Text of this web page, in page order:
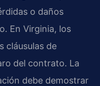
o daños
En Virginia, los
cláusulas de
del contrato. La
debe demostrar